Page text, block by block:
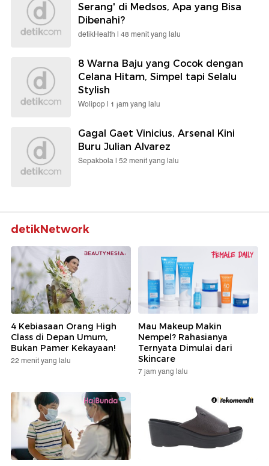
Serang' di Medsos, Apa yang Bisa
Dibenahi?
detikHealth | 48 menit yang lalu
8 Warna Baju yang Cocok dengan
Celana Hitam, Simpel tapi Selalu
Stylish
Wolipop | 1 jam yang lalu
Gagal Gaet Vinicius, Arsenal Kini
Buru Julian Alvarez
Sepakbola | 52 menit yang lalu
detikNetwork
4 Kebiasaan Orang High
Class di Depan Umum,
Bukan Pamer Kekayaan!
22 menit yang lalu
Mau Makeup Makin
Nempel? Rahasianya
Ternyata Dimulai dari
Skincare
7 jam yang lalu